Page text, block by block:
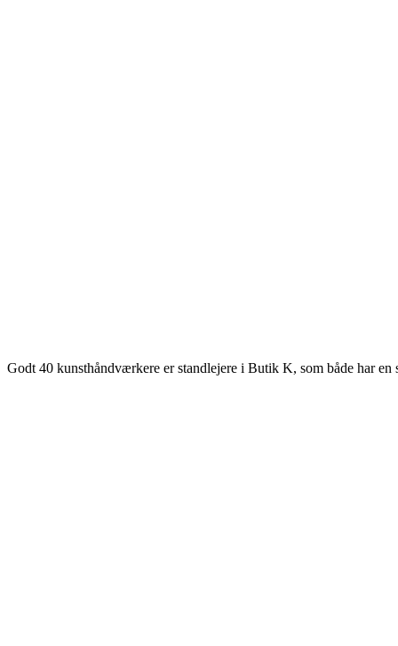
Godt 40 kunsthåndværkere er standlejere i Butik K, som både har